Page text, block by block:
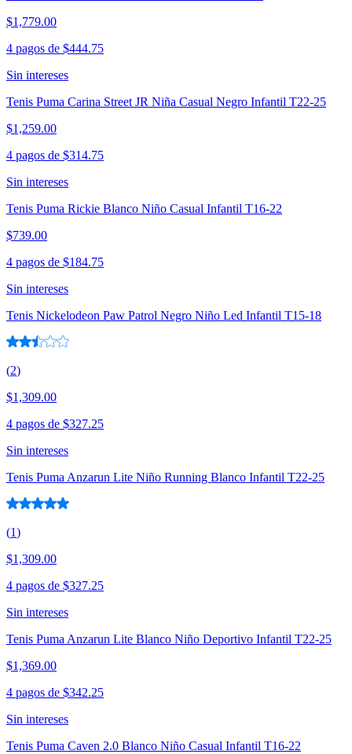
$1,779.00
4 pagos de $444.75
Sin intereses
Tenis Puma Carina Street JR Niña Casual Negro Infantil T22-25
$1,259.00
4 pagos de $314.75
Sin intereses
Tenis Puma Rickie Blanco Niño Casual Infantil T16-22
$739.00
4 pagos de $184.75
Sin intereses
Tenis Nickelodeon Paw Patrol Negro Niño Led Infantil T15-18
(2)
$1,309.00
4 pagos de $327.25
Sin intereses
Tenis Puma Anzarun Lite Niño Running Blanco Infantil T22-25
(1)
$1,309.00
4 pagos de $327.25
Sin intereses
Tenis Puma Anzarun Lite Blanco Niño Deportivo Infantil T22-25
$1,369.00
4 pagos de $342.25
Sin intereses
Tenis Puma Caven 2.0 Blanco Niño Casual Infantil T16-22